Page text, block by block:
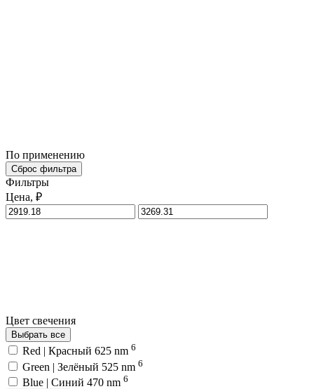
По применению
Сброс фильтра
Фильтры
Цена, ₽
Цвет свечения
Выбрать все
Red | Красный 625 nm 6
Green | Зелёный 525 nm 6
Blue | Синий 470 nm 6